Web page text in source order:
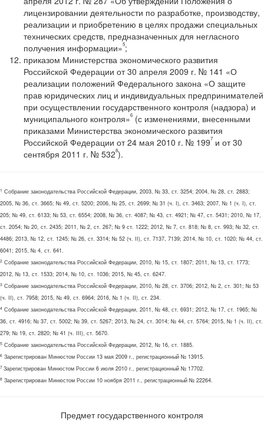
лицензировании деятельности по разработке, производству,
реализации и приобретению в целях продажи специальных
технических средств, предназначенных для негласного
получения информации»5;
приказом Министерства экономического развития
Российской Федерации от 30 апреля 2009 г. № 141 «О
реализации положений Федерального закона «О защите
прав юридических лиц и индивидуальных предпринимателей
при осуществлении государственного контроля (надзора) и
муниципального контроля»6 (с изменениями, внесенными
приказами Министерства экономического развития
Российской Федерации от 24 мая 2010 г. № 1997 и от 30
сентября 2011 г. № 5328).
1 Собрание законодательства Российской Федерации, 2003, № 33, ст. 3254; 2004, № 28, ст. 2883;
2005, № 36, ст. 3665; № 49, ст. 5200; 2006, № 25, ст. 2699; № 31 (ч. I), ст. 3463; 2007, № 1 (ч. I), ст.
205; № 49, ст. 6133; № 53, ст. 6554; 2008, № 36, ст. 4087; № 43, ст. 4921; № 47, ст. 5431; 2010, № 17,
ст. 2054; № 20, ст. 2435; 2011, № 2, ст. 267; № 9 ст. 1222; 2012, № 7, ст. 818; № 8, ст. 993; № 32, ст.
4486; 2013, № 12, ст. 1245; № 26, ст. 3314; № 52 (ч. II), ст. 7137, 7139; 2014, № 10, ст. 1020; № 44, ст.
6041; 2015, № 4, ст. 641.
2 Собрание законодательства Российской Федерации, 2010, № 15, ст. 1807; 2011, № 13, ст. 1773;
2012, № 13, ст. 1533; 2014, № 10, ст. 1036; 2015, № 45, ст. 6247.
3 Собрание законодательства Российской Федерации, 2010, № 28, ст. 3706; 2012, № 2, ст. 301; № 53
(ч. II), ст. 7958; 2015, № 49, ст. 6964; 2016, № 1 (ч. II), ст. 234.
4 Собрание законодательства Российской Федерации, 2011, № 48, ст. 6931; 2012, № 17, ст. 1965; №
36, ст. 4916; № 37, ст. 5002; № 39, ст. 5267; 2013, № 24, ст. 3014; № 44, ст. 5764; 2015, № 1 (ч. II), ст.
279; № 19, ст. 2820; № 41 (ч. III), ст. 5670.
5 Собрание законодательства Российской Федерации, 2012, № 16, ст. 1885.
6 Зарегистрирован Минюстом России 13 мая 2009 г., регистрационный № 13915.
7 Зарегистрирован Минюстом России 6 июля 2010 г., регистрационный № 17702.
8 Зарегистрирован Минюстом России 10 ноября 2011 г., регистрационный № 22264.
Предмет государственного контроля